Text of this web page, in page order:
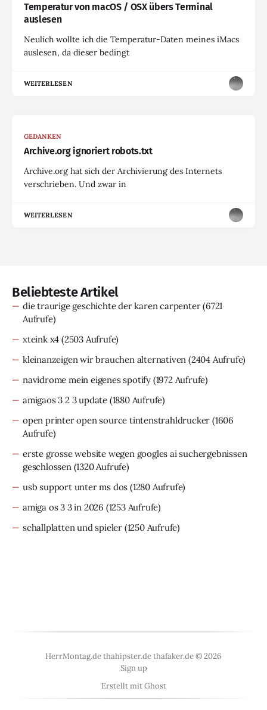
Temperatur von macOS / OSX übers Terminal
auslesen
Neulich wollte ich die Temperatur-Daten meines iMacs
auslesen, da dieser bedingt
WEITERLESEN
GEDANKEN
Archive.org ignoriert robots.txt
Archive.org hat sich der Archivierung des Internets
verschrieben. Und zwar in
WEITERLESEN
Beliebteste Artikel
die traurige geschichte der karen carpenter(6721
Aufrufe)
xteink x4 (2503 Aufrufe)
kleinanzeigen wir brauchen alternativen (2404 Aufrufe)
navidrome mein eigenes spotify (1972 Aufrufe)
amigaos 3 2 3 update (1880 Aufrufe)
open printer open source tintenstrahldrucker (1606
Aufrufe)
erste grosse website wegen googles ai suchergebnissen
geschlossen (1320 Aufrufe)
usb support unter ms dos (1280 Aufrufe)
amiga os 3 3 in 2026 (1253 Aufrufe)
schallplatten und spieler (1250 Aufrufe)
HerrMontag.de thahipster.de thafaker.de © 2026
Sign up
Erstellt mitGhost